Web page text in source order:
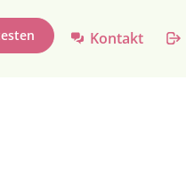
Kontakt